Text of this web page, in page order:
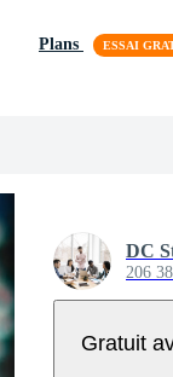
Plans
DC
206
Gratuit